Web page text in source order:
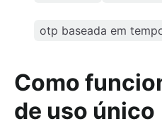
otp baseada em
Como
de uso único